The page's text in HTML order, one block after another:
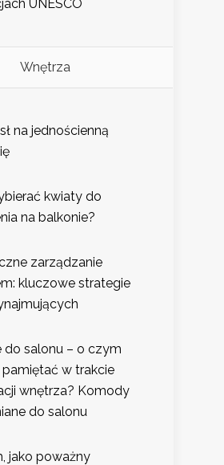
UNESCO
Wnętrza
na jednościenną
kwiaty do
na balkonie?
zarządzanie
kluczowe strategie
do salonu – o czym
w trakcie
wnętrza? Komody
do salonu
jako poważny